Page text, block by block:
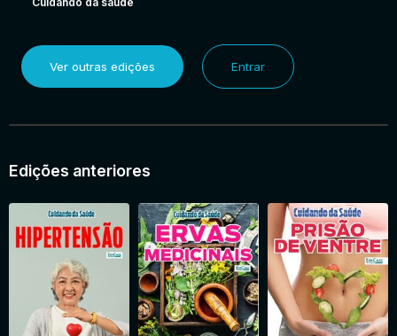
Ver outras edições Entrar
Edições anteriores